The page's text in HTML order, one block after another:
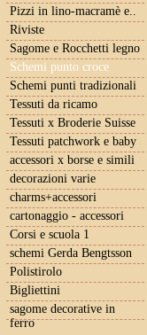
Pizzi in lino-macramè e..
Riviste
Sagome e Rocchetti legno
Schemi punto croce
Schemi punti tradizionali
Tessuti da ricamo
Tessuti x Broderie Suisse
Tessuti patchwork e baby
accessori x borse e simili
decorazioni varie
charms+accessori
cartonaggio - accessori
Corsi e scuola 1
schemi Gerda Bengtsson
Polistirolo
Bigliettini
sagome decorative in
ferro